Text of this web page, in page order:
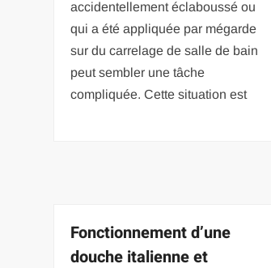
accidentellement éclaboussé ou
qui a été appliquée par mégarde
sur du carrelage de salle de bain
peut sembler une tâche
compliquée. Cette situation est
Fonctionnement d’une
douche italienne et